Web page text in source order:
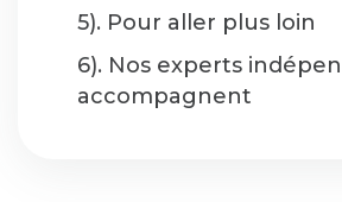
5). Pour aller plus loin
6). Nos experts
accompagnent